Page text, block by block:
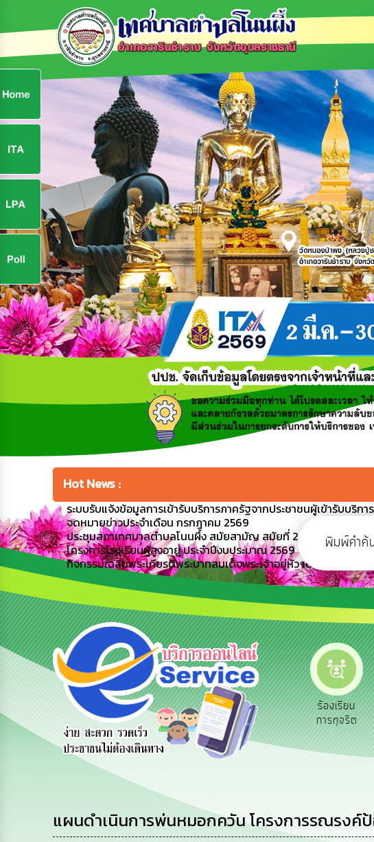
Hot News :
ระบบรับแจ้งข้อมูลการเข้ารับบริการภาครัฐจากประชาชนผู้เข้ารับบริกา
จดหมายข่าวประจำเดือน กรกฎาคม 2569
ประชุมสภาเทศบาลตำบลโนนผึ้ง สมัยสามัญ สมัยที่ 2 ครั้งที่ 2
โครงการโรงเรียนผู้สูงอายุ ประจำปีงบประมาณ 2569
กิจกรรมเฉลิมพระเกียรติพระบาทสมเด็จพระเจ้าอยู่หัว เนื่องในโอกาส
สายด่วนผู้
บริหาร
รับฟังความ
คิดเห็น
ประชาชน
ร้องเรียน
ร้องทุกข์
ร้องเรียน
การทุจริต
แผนดำเนินการพ่นหมอกควัน โครงการรณรงค์